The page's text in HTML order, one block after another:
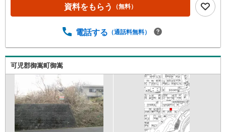
資料をもらう （無料）
電話する （通話料無料）
可児郡御嵩町御嵩